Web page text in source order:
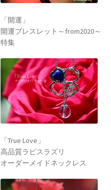
「開運」
開運ブレスレット～from2020～
特集
「True Love」
高品質ラピスラズリ
オーダーメイドネックレス